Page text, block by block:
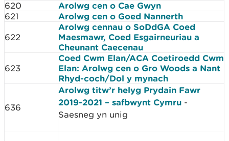
620 Arolwg cen o Cae Gwyn
621 Arolwg cen o Goed Nannerth
622
Arolwg cennau o SoDdGA Coed
Maesmawr, Coed Esgairneuriau a
Cheunant Caecenau
623
Coed Cwm Elan/ACA Coetiroedd Cwm
Elan: Arolwg cen o Gro Woods a Nant
Rhyd-coch/Dol y mynach
636
Arolwg titw’r helyg Prydain Fawr
2019-2021 – safbwynt Cymru -
Saesneg yn unig